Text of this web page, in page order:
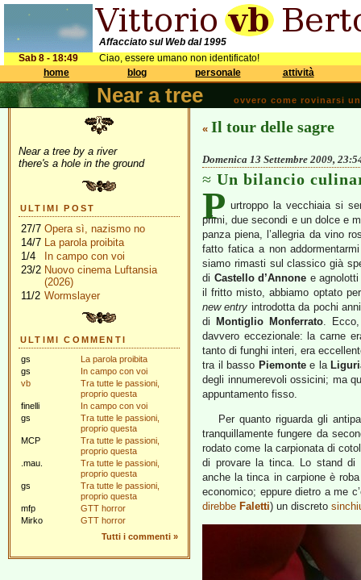
Affacciato sul Web dal 1995
Sab 8 - 18:49
Ciao, essere umano non identificato!
home
blog personale attività
Near a tree ovvero come rovinarsi
Near a tree by a river
there's a hole in the ground
ULTIMI POST
27/7 Opera sì, nazismo no
14/7 La parola proibita
1/4
In campo con voi
23/2 Nuovo cinema Luftansia
(2026)
11/2 Wormslayer
ULTIMI COMMENTI
gs
La parola proibita
gs
In campo con voi
vb
Tra tutte le passioni,
proprio questa
finelli
In campo con voi
gs
Tra tutte le passioni,
proprio questa
MCP
Tra tutte le passioni,
proprio questa
.mau.
Tra tutte le passioni,
proprio questa
gs
Tra tutte le passioni,
proprio questa
mfp
GTT horror
Mirko
GTT horror
Tutti i commenti »
« Il tour delle sagre
Domenica 13 Settembre 2009,
Un bilancio
P urtroppo la vecchiaia si
primi, due secondi e un dolce e
panza piena, l’allegria da vino
fatto fatica a non
siamo rimasti sul classico già
di Castello d’Annone e
il fritto misto, abbiamo optato
new entry introdotta da pochi
di
Montiglio Monferrato. Ecco,
davvero eccezionale: la carne
tanto di funghi interi, era
tra il basso Piemontee la
degli innumerevoli ossicini; ma
appuntamento fisso.
Per quanto riguarda gli
tranquillamente fungere da
rodato come la carpionata di
di provare la tinca. Lo stand di
anche la tinca in carpione è
economico; eppure dietro a me
direbbe Faletti) un discreto